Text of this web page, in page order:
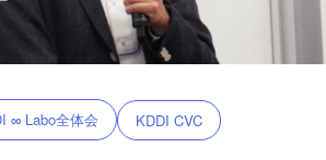
∞ Labo全体会 KDDI CVC